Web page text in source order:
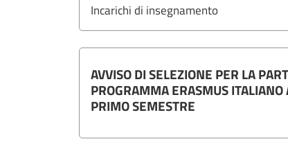
Incarichi di insegnamento
AVVISO DI SELEZIONE PER LA
PROGRAMMA ERASMUS
PRIMO SEMESTRE